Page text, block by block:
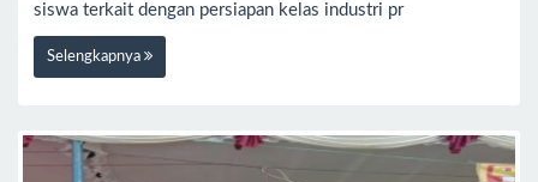
siswa terkait dengan persiapan kelas industri pr
Selengkapnya